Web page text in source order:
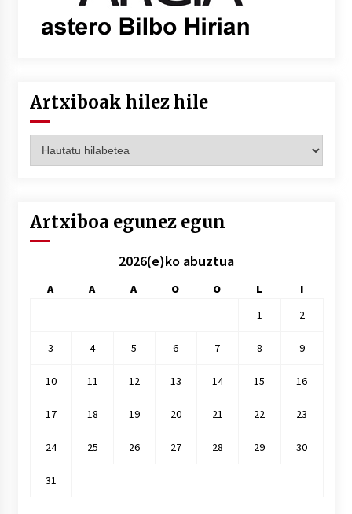
Artxiboak hilez hile
hilez
Artxiboa egunez egun
2026(e)ko abuztua
A A A O O L
I
1
2
3 4 5 6 7 8 9
10 11 12 13 14 15 16
17 18 19 20 21 22 23
24 25 26 27 28 29 30
31